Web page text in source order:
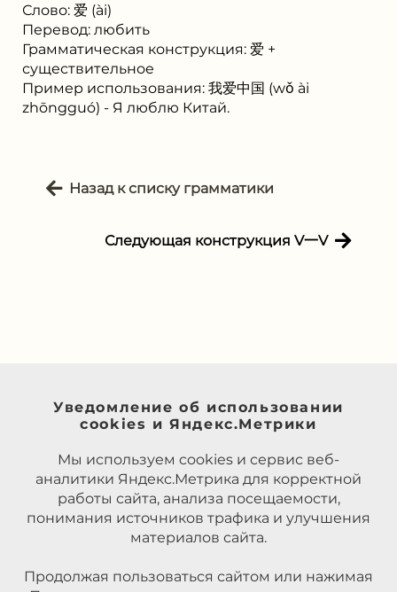
Слово: 爱 (ài)
Перевод: любить
Грамматическая конструкция: 爱 +
существительное
Пример использования: 我爱中国 (wǒ ài
zhōngguó) - Я люблю Китай.
Назад к списку грамматики
Следующая конструкция V⼀V
Уведомление об использовании
cookies и Яндекс.Метрики
Мы используем cookies и сервис веб-
аналитики Яндекс.Метрика для корректной
работы сайта, анализа посещаемости,
понимания источников трафика и улучшения
материалов сайта.
Продолжая пользоваться сайтом или нажимая